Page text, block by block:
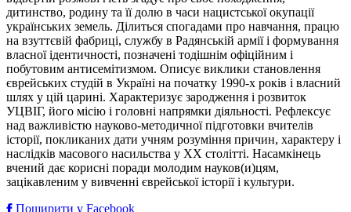
дитинство, родину та її долю в часи нацистської окупації
українських земель. Ділиться спогадами про навчання, працю
на взуттєвій фабриці, службу в Радянській армії і формування
власної ідентичності, позначені тодішнім офіційним і
побутовим антисемітизмом. Описує виклики становлення
єврейських студій в Україні на початку 1990-х років і власний
шлях у цій царині. Характеризує зародження і розвиток
УЦВІГ, його місію і головні напрямки діяльності. Рефлексує
над важливістю науково-методичної підготовки вчителів
історії, покликаних дати учням розуміння причин, характеру і
наслідків масового насильства у ХХ столітті. Насамкінець
вчений дає корисні поради молодим науков(и)цям,
зацікавленим у вивченні єврейської історії і культури.
Поширити у Facebook